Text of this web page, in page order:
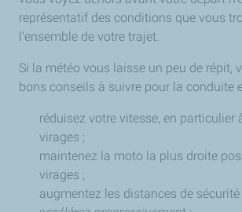
représentatif des conditions que vous
l’ensemble de votre trajet.
Si la météo vous laisse un peu de répit,
bons conseils à suivre pour la conduite
réduisez votre vitesse, en particulier
virages ;
maintenez la moto la plus droite
virages ;
augmentez les distances de sécurité